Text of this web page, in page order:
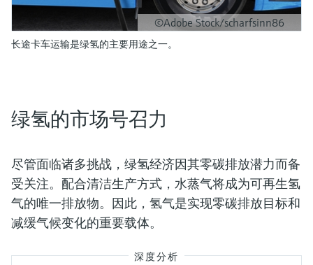
©Adobe Stock/scharfsinn86
长途卡车运输是绿氢的主要用途之一。
绿氢的市场号召力
尽管面临诸多挑战，绿氢经济因其零碳排放潜力而备
受关注。配合清洁生产方式，水蒸气将成为可再生氢
气的唯一排放物。因此，氢气是实现零碳排放目标和
减缓气候变化的重要载体。
深度分析